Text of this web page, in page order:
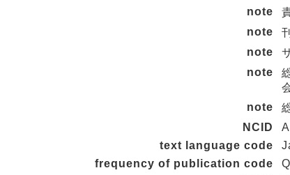
note
note
note
note
note
NCID
text language code
frequency of publication code